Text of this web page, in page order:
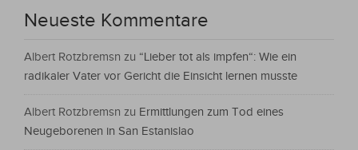
Neueste Kommentare
Albert Rotzbremsn zu “Lieber tot als impfen“: Wie ein
radikaler Vater vor Gericht die Einsicht lernen musste
Albert Rotzbremsn zu Ermittlungen zum Tod eines
Neugeborenen in San Estanislao